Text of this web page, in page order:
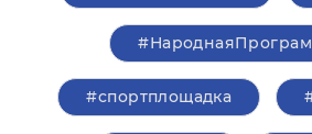
#спортплощадка